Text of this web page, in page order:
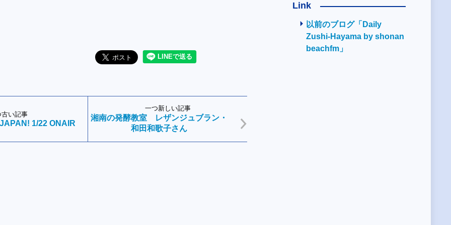
古い記事
1/22 ONAIR
一つ新しい記事
湘南の発酵教室 レザンジュブラン・
和田和歌子さん
Link
以前のブログ「Daily
Zushi-Hayama by shonan
beachfm」